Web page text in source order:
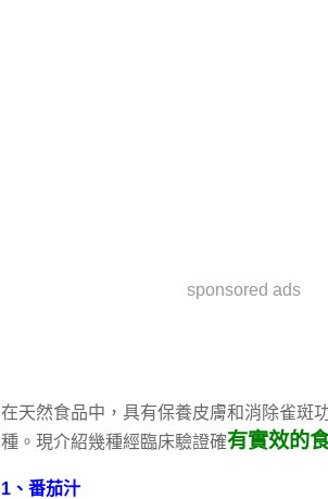
sponsored ads
在天然食品中，具有保養皮膚和消除雀斑
種。現介紹幾種經臨床驗證確有實效的
1、番茄汁